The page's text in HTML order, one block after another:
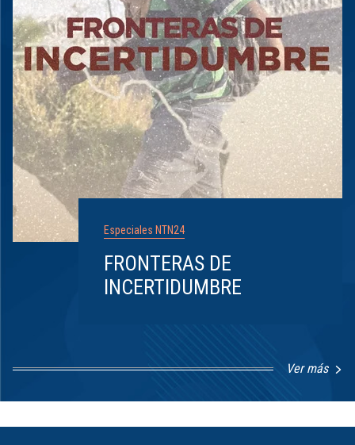
Especiales NTN24
FRONTERAS DE
INCERTIDUMBRE
Ver más
1
8